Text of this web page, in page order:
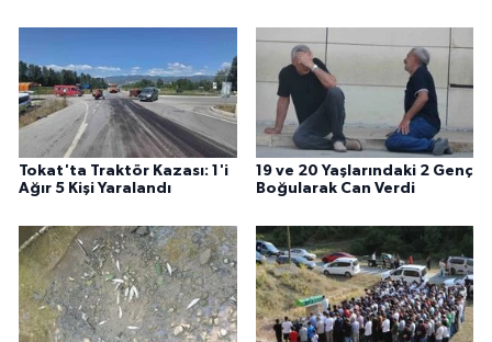
Tokat'ta Traktör Kazası: 1'i
Ağır 5 Kişi Yaralandı
19 ve 20 Yaşlarındaki 2 Genç
Boğularak Can Verdi